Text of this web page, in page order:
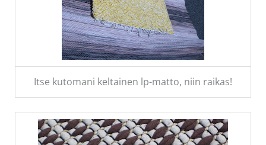
Itse kutomani keltainen lp-matto, niin raikas!